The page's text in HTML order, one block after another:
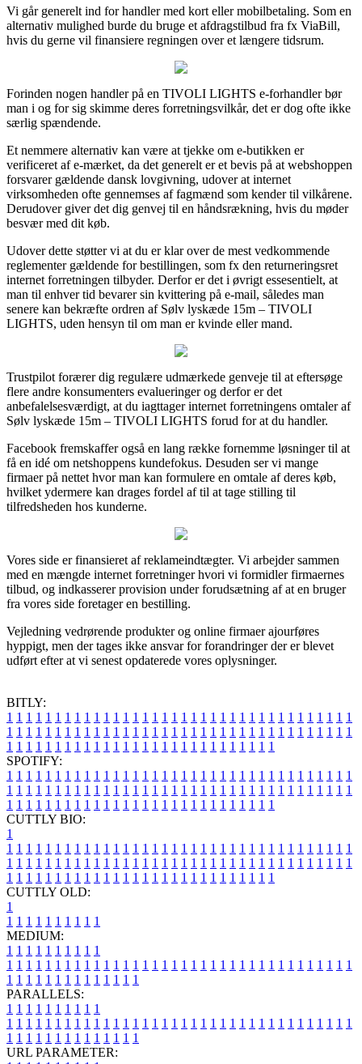
Vi går generelt ind for handler med kort eller mobilbetaling. Som en
alternativ mulighed burde du bruge et afdragstilbud fra fx ViaBill,
hvis du gerne vil finansiere regningen over et længere tidsrum.
Forinden nogen handler på en TIVOLI LIGHTS e-forhandler bør
man i og for sig skimme deres forretningsvilkår, det er dog ofte ikke
særlig spændende.
Et nemmere alternativ kan være at tjekke om e-butikken er
verificeret af e-mærket, da det generelt er et bevis på at webshoppen
forsvarer gældende dansk lovgivning, udover at internet
virksomheden ofte gennemses af fagmænd som kender til vilkårene.
Derudover giver det dig genvej til en håndsrækning, hvis du møder
besvær med dit køb.
Udover dette støtter vi at du er klar over de mest vedkommende
reglementer gældende for bestillingen, som fx den returneringsret
internet forretningen tilbyder. Derfor er det i øvrigt essesentielt, at
man til enhver tid bevarer sin kvittering på e-mail, således man
senere kan bekræfte ordren af Sølv lyskæde 15m – TIVOLI
LIGHTS, uden hensyn til om man er kvinde eller mand.
Trustpilot forærer dig regulære udmærkede genveje til at eftersøge
flere andre konsumenters evalueringer og derfor er det
anbefalelsesværdigt, at du iagttager internet forretningens omtaler af
Sølv lyskæde 15m – TIVOLI LIGHTS forud for at du handler.
Facebook fremskaffer også en lang række fornemme løsninger til at
få en idé om netshoppens kundefokus. Desuden ser vi mange
firmaer på nettet hvor man kan formulere en omtale af deres køb,
hvilket ydermere kan drages fordel af til at tage stilling til
tilfredsheden hos kunderne.
Vores side er finansieret af reklameindtægter. Vi arbejder sammen
med en mængde internet forretninger hvori vi formidler firmaernes
tilbud, og indkasserer provision under forudsætning af at en bruger
fra vores side foretager en bestilling.
Vejledning vedrørende produkter og online firmaer ajourføres
hyppigt, men der tages ikke ansvar for forandringer der er blevet
udført efter at vi senest opdaterede vores oplysninger.
BITLY:
1 1 1 1 1 1 1 1 1 1 1 1 1 1 1 1 1 1 1 1 1 1 1 1 1 1 1 1 1 1 1 1 1 1 1 1
1 1 1 1 1 1 1 1 1 1 1 1 1 1 1 1 1 1 1 1 1 1 1 1 1 1 1 1 1 1 1 1 1 1 1 1
1 1 1 1 1 1 1 1 1 1 1 1 1 1 1 1 1 1 1 1 1 1 1 1 1 1 1 1
SPOTIFY:
1 1 1 1 1 1 1 1 1 1 1 1 1 1 1 1 1 1 1 1 1 1 1 1 1 1 1 1 1 1 1 1 1 1 1 1
1 1 1 1 1 1 1 1 1 1 1 1 1 1 1 1 1 1 1 1 1 1 1 1 1 1 1 1 1 1 1 1 1 1 1 1
1 1 1 1 1 1 1 1 1 1 1 1 1 1 1 1 1 1 1 1 1 1 1 1 1 1 1 1
CUTTLY BIO:
1
1 1 1 1 1 1 1 1 1 1 1 1 1 1 1 1 1 1 1 1 1 1 1 1 1 1 1 1 1 1 1 1 1 1 1 1
1 1 1 1 1 1 1 1 1 1 1 1 1 1 1 1 1 1 1 1 1 1 1 1 1 1 1 1 1 1 1 1 1 1 1 1
1 1 1 1 1 1 1 1 1 1 1 1 1 1 1 1 1 1 1 1 1 1 1 1 1 1 1 1
CUTTLY OLD:
1
1 1 1 1 1 1 1 1 1 1
MEDIUM:
1 1 1 1 1 1 1 1 1 1
1 1 1 1 1 1 1 1 1 1 1 1 1 1 1 1 1 1 1 1 1 1 1 1 1 1 1 1 1 1 1 1 1 1 1 1
1 1 1 1 1 1 1 1 1 1 1 1 1 1
PARALLELS:
1 1 1 1 1 1 1 1 1 1
1 1 1 1 1 1 1 1 1 1 1 1 1 1 1 1 1 1 1 1 1 1 1 1 1 1 1 1 1 1 1 1 1 1 1 1
1 1 1 1 1 1 1 1 1 1 1 1 1 1
URL PARAMETER: